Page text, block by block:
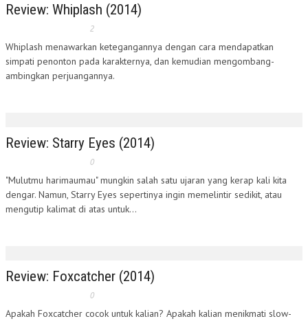
Review: Whiplash (2014)
2
Whiplash menawarkan ketegangannya dengan cara mendapatkan
simpati penonton pada karakternya, dan kemudian mengombang-
ambingkan perjuangannya.
Review: Starry Eyes (2014)
0
"Mulutmu harimaumau" mungkin salah satu ujaran yang kerap kali kita
dengar. Namun, Starry Eyes sepertinya ingin memelintir sedikit, atau
mengutip kalimat di atas untuk...
Review: Foxcatcher (2014)
0
Apakah Foxcatcher cocok untuk kalian? Apakah kalian menikmati slow-